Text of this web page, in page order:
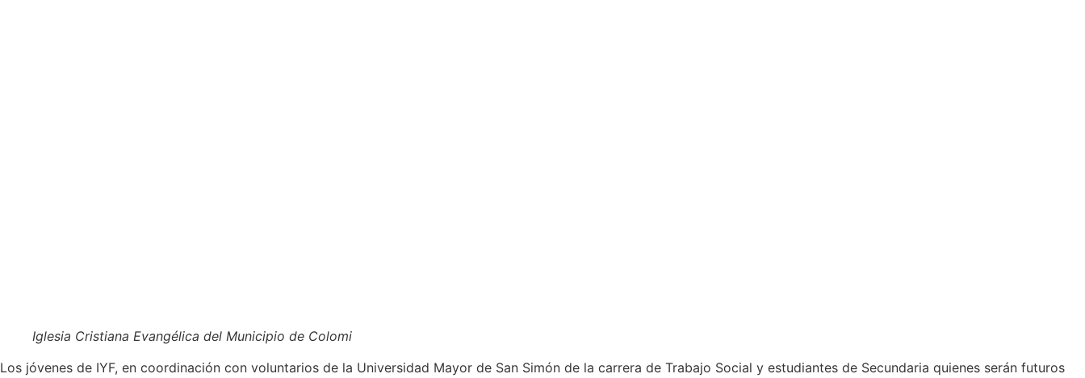
Iglesia Cristiana Evangélica del Municipio de Colomi
Los jóvenes de IYF, en coordinación con voluntarios de la Universidad Mayor de San Simón de la carrera de Trabajo Social y estudiantes de Secundaria quienes serán futuros